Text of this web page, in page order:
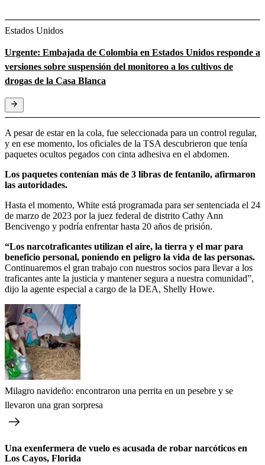
Estados Unidos
Urgente: Embajada de Colombia en Estados Unidos responde a
versiones sobre suspensión del monitoreo a los cultivos de
drogas de la Casa Blanca
A pesar de estar en la cola, fue seleccionada para un control regular,
y en ese momento, los oficiales de la TSA descubrieron que tenía
paquetes ocultos pegados con cinta adhesiva en el abdomen.
Los paquetes contenían más de 3 libras de fentanilo, afirmaron
las autoridades.
Hasta el momento, White está programada para ser sentenciada el 24
de marzo de 2023 por la juez federal de distrito Cathy Ann
Bencivengo y podría enfrentar hasta 20 años de prisión.
“Los narcotraficantes utilizan el aire, la tierra y el mar para
beneficio personal, poniendo en peligro la vida de las personas.
Continuaremos el gran trabajo con nuestros socios para llevar a los
traficantes ante la justicia y mantener segura a nuestra comunidad”,
dijo la agente especial a cargo de la DEA, Shelly Howe.
Milagro navideño: encontraron una perrita en un pesebre y se
llevaron una gran sorpresa
Una exenfermera de vuelo es acusada de robar narcóticos en
Los Cayos, Florida